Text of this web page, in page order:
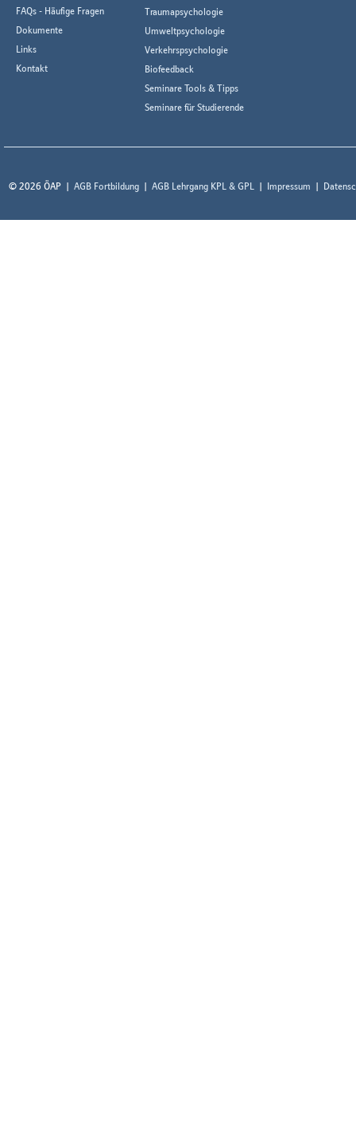
FAQs - Häufige Fragen
Dokumente
Links
Kontakt
Traumapsychologie
Umweltpsychologie
Verkehrspsychologie
Biofeedback
Seminare Tools & Tipps
Seminare für Studierende
© 2026 ÖAP AGB Fortbildung AGB Lehrgang KPL & GPL Impressum